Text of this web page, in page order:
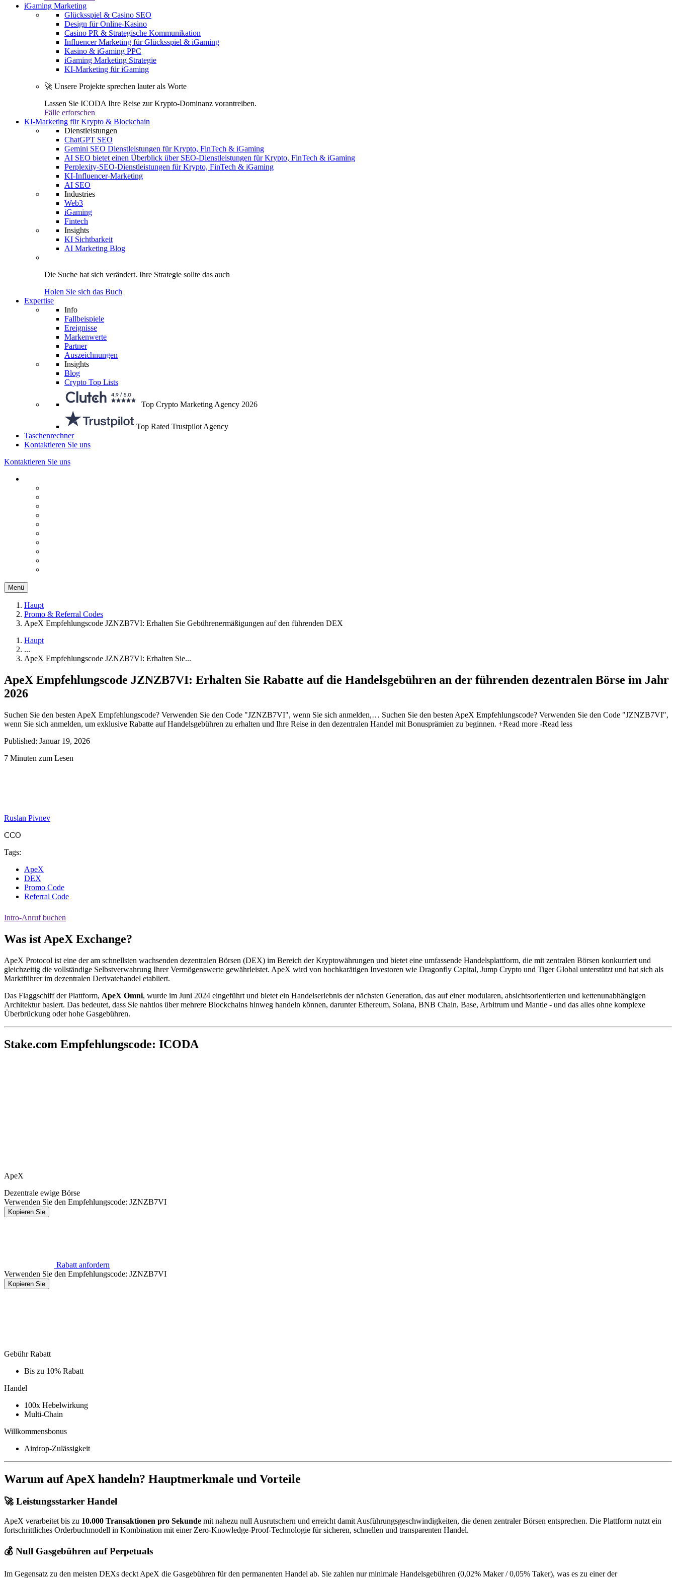
iGaming Marketing
Glücksspiel & Casino SEO
Design für Online-Kasino
Casino PR & Strategische Kommunikation
Influencer Marketing für Glücksspiel & iGaming
Kasino & iGaming PPC
iGaming Marketing Strategie
KI-Marketing für iGaming
🚀 Unsere Projekte sprechen lauter als Worte
Lassen Sie ICODA Ihre Reise zur Krypto-Dominanz vorantreiben.
Fälle erforschen
KI-Marketing für Krypto & Blockchain
Dienstleistungen
ChatGPT SEO
Gemini SEO Dienstleistungen für Krypto, FinTech & iGaming
AI SEO bietet einen Überblick über SEO-Dienstleistungen für Krypto, FinTech & iGaming
Perplexity-SEO-Dienstleistungen für Krypto, FinTech & iGaming
KI-Influencer-Marketing
AI SEO
Industries
Web3
iGaming
Fintech
Insights
KI Sichtbarkeit
AI Marketing Blog
Die Suche hat sich verändert. Ihre Strategie sollte das auch
Holen Sie sich das Buch
Expertise
Info
Fallbeispiele
Ereignisse
Markenwerte
Partner
Auszeichnungen
Insights
Blog
Crypto Top Lists
Top Crypto Marketing Agency 2026
Top Rated Trustpilot Agency
Taschenrechner
Kontaktieren Sie uns
Kontaktieren Sie uns
Menü
Haupt
Promo & Referral Codes
ApeX Empfehlungscode JZNZB7VI: Erhalten Sie Gebührenermäßigungen auf den führenden DEX
Haupt
...
ApeX Empfehlungscode JZNZB7VI: Erhalten Sie...
ApeX Empfehlungscode JZNZB7VI: Erhalten Sie Rabatte auf die Handelsgebühren an der führenden dezentralen Börse im Jahr
2026
Suchen Sie den besten ApeX Empfehlungscode? Verwenden Sie den Code "JZNZB7VI", wenn Sie sich anmelden,… Suchen Sie den besten ApeX Empfehlungscode? Verwenden Sie den Code "JZNZB7VI",
wenn Sie sich anmelden, um exklusive Rabatte auf Handelsgebühren zu erhalten und Ihre Reise in den dezentralen Handel mit Bonusprämien zu beginnen. +Read more -Read less
Published: Januar 19, 2026
7 Minuten zum Lesen
Ruslan Pivnev
CCO
Tags:
ApeX
DEX
Promo Code
Referral Code
Intro-Anruf buchen
Was ist ApeX Exchange?
ApeX Protocol ist eine der am schnellsten wachsenden dezentralen Börsen (DEX) im Bereich der Kryptowährungen und bietet eine umfassende Handelsplattform, die mit zentralen Börsen konkurriert und
gleichzeitig die vollständige Selbstverwahrung Ihrer Vermögenswerte gewährleistet. ApeX wird von hochkarätigen Investoren wie Dragonfly Capital, Jump Crypto und Tiger Global unterstützt und hat sich als
Marktführer im dezentralen Derivatehandel etabliert.
Das Flaggschiff der Plattform, ApeX Omni, wurde im Juni 2024 eingeführt und bietet ein Handelserlebnis der nächsten Generation, das auf einer modularen, absichtsorientierten und kettenunabhängigen
Architektur basiert. Das bedeutet, dass Sie nahtlos über mehrere Blockchains hinweg handeln können, darunter Ethereum, Solana, BNB Chain, Base, Arbitrum und Mantle - und das alles ohne komplexe
Überbrückung oder hohe Gasgebühren.
Stake.com Empfehlungscode: ICODA
ApeX
Dezentrale ewige Börse
Verwenden Sie den Empfehlungscode: JZNZB7VI
Kopieren Sie
Rabatt anfordern
Verwenden Sie den Empfehlungscode: JZNZB7VI
Kopieren Sie
Gebühr Rabatt
Bis zu 10% Rabatt
Handel
100x Hebelwirkung
Multi-Chain
Willkommensbonus
Airdrop-Zulässigkeit
Warum auf ApeX handeln? Hauptmerkmale und Vorteile
🚀 Leistungsstarker Handel
ApeX verarbeitet bis zu 10.000 Transaktionen pro Sekunde mit nahezu null Ausrutschern und erreicht damit Ausführungsgeschwindigkeiten, die denen zentraler Börsen entsprechen. Die Plattform nutzt ein
fortschrittliches Orderbuchmodell in Kombination mit einer Zero-Knowledge-Proof-Technologie für sicheren, schnellen und transparenten Handel.
💰 Null Gasgebühren auf Perpetuals
Im Gegensatz zu den meisten DEXs deckt ApeX die Gasgebühren für den permanenten Handel ab. Sie zahlen nur minimale Handelsgebühren (0,02% Maker / 0,05% Taker), was es zu einer der